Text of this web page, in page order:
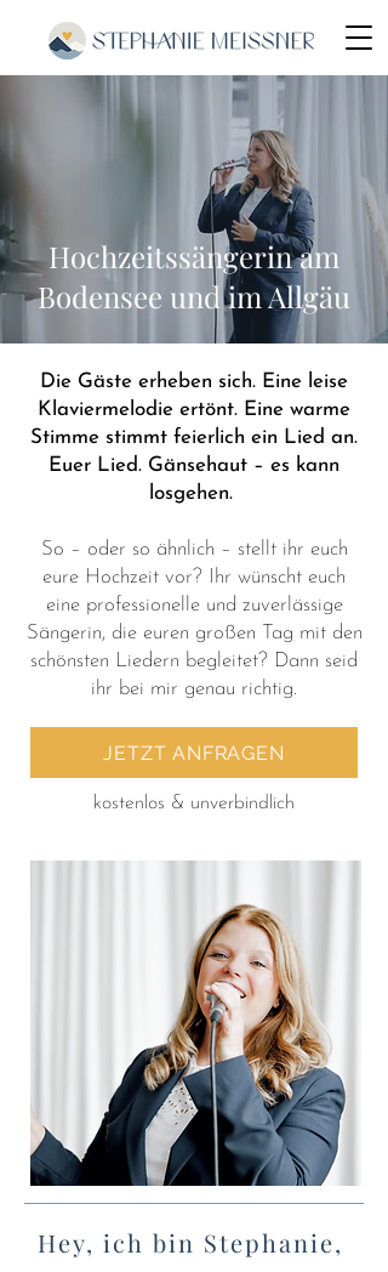
Hochzeitssängerin am
Bodensee und im Allgäu
Die Gäste erheben sich. Eine leise
Klaviermelodie ertönt. Eine warme
Stimme stimmt feierlich ein Lied an.
Euer Lied. Gänsehaut – es kann
losgehen.
So – oder so ähnlich – stellt ihr euch
eure Hochzeit vor? Ihr wünscht euch
eine professionelle und zuverlässige
Sängerin, die euren großen Tag mit den
schönsten Liedern begleitet? Dann seid
ihr bei mir genau richtig.
JETZT ANFRAGEN
kostenlos & unverbindlich
Hey, ich bin Stephanie,